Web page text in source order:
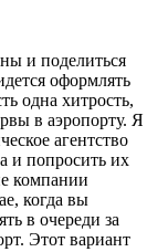
и поделиться
оформлять
одна хитрость,
в аэропорту. Я
агентство
и попросить их
компании
когда вы
в очереди за
Этот вариант